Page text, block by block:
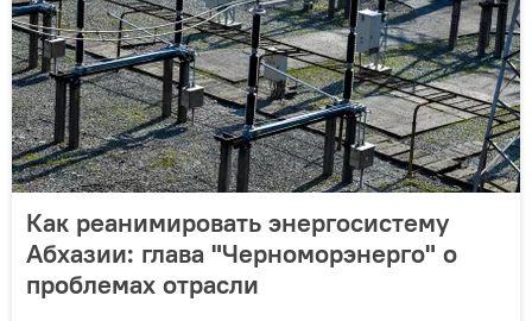
Как реанимировать энергосистему
Абхазии: глава "Черноморэнерго" о
проблемах отрасли